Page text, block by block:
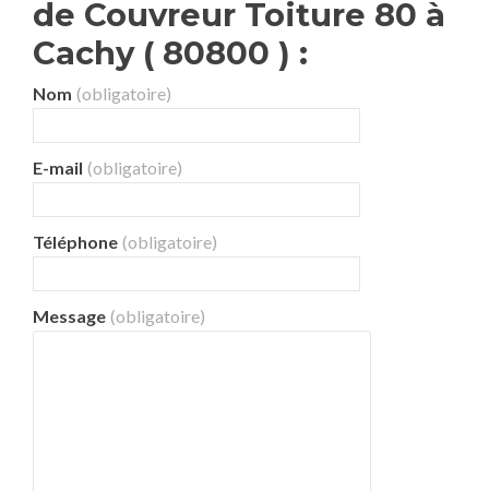
de Couvreur Toiture 80 à
Cachy ( 80800 ) :
Nom (obligatoire)
E-mail (obligatoire)
Téléphone (obligatoire)
Message (obligatoire)